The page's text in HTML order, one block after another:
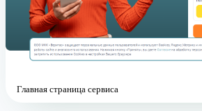
Главная страница сервиса